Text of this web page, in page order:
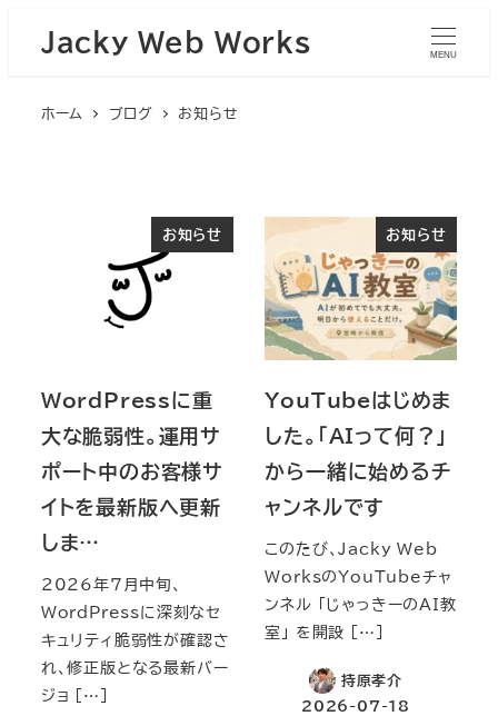
Jacky Web Works MENU
ホーム ブログ お知らせ
お知らせ
WordPressに重
大な脆弱性。運用サ
ポート中のお客様サ
イトを最新版へ更新
しま…
2026年7月中旬、
WordPressに深刻なセ
キュリティ脆弱性が確認さ
れ、修正版となる最新バー
ジョ […]
お知らせ
YouTubeはじめま
した。「AIって何？」
から一緒に始めるチ
ャンネルです
このたび、Jacky Web
WorksのYouTubeチャ
ンネル 「じゃっきーのAI教
室」 を開設 […]
持原孝介
2026-07-18